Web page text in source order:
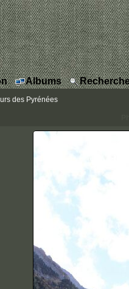
Albums
des Pyrénées